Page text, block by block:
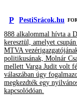
P PestiSrácok.hu
888 alkalommal hívta a
keresztül, amelyet
MTVA
politikusának, Molnár
mellett Varga Judit volt
válaszában úgy
megkezdték egy
kapcsolódóan.